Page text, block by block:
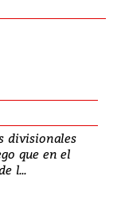
divisionales
que en el
l...